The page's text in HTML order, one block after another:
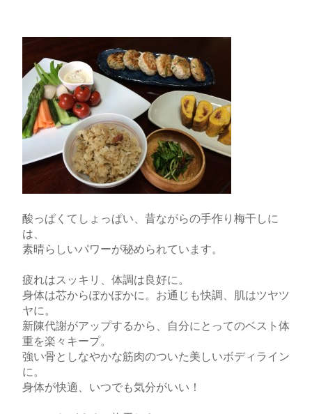
酸っぱくてしょっぱい、昔ながらの手作り梅干しに
は、
素晴らしいパワーが秘められています。
疲れはスッキリ、体調は良好に。
身体は芯からぽかぽかに。お通じも快調、肌はツヤツ
ヤに。
新陳代謝がアップするから、自分にとってのベスト体
重を楽々キープ。
強い骨としなやかな筋肉のついた美しいボディライン
に。
身体が快適、いつでも気分がいい！